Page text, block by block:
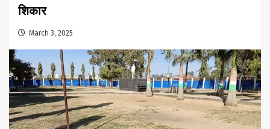
शिकार
March 3, 2025